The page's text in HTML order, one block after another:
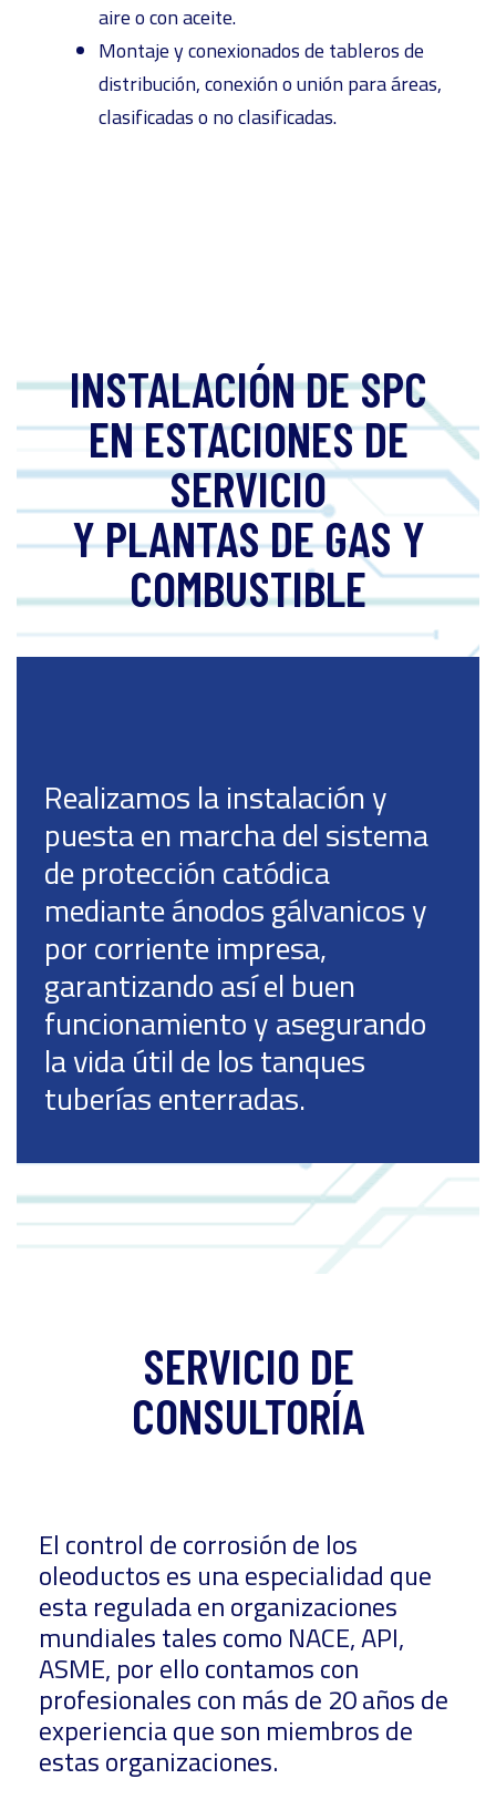
aire o con aceite.
Montaje y conexionados de tableros de
distribución, conexión o unión para áreas,
clasificadas o no clasificadas.
INSTALACIÓN DE SPC
EN ESTACIONES DE
SERVICIO
Y PLANTAS DE GAS Y
COMBUSTIBLE
Realizamos la instalación y
puesta en marcha del sistema
de protección catódica
mediante ánodos gálvanicos y
por corriente impresa,
garantizando así el buen
funcionamiento y asegurando
la vida útil de los tanques
tuberías enterradas.
SERVICIO DE
CONSULTORÍA
El control de corrosión de los
oleoductos es una especialidad que
esta regulada en organizaciones
mundiales tales como NACE, API,
ASME, por ello contamos con
profesionales con más de 20 años de
experiencia que son miembros de
estas organizaciones.